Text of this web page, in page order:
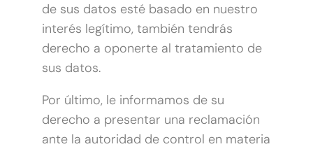
de sus datos esté basado en nuestro
interés legítimo, también tendrás
derecho a oponerte al tratamiento de
sus datos.
Por último, le informamos de su
derecho a presentar una reclamación
ante la autoridad de control en materia